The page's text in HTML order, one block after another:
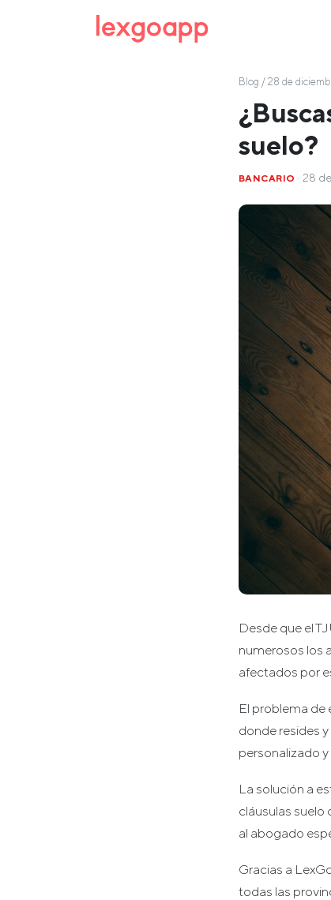
Blog / 28 de
suelo?
BANCARIO · 28
Desde que el
numerosos los
afectados por
El problema de
donde resides
personalizado y
La solución a
cláusulas suelo
al abogado
Gracias a
todas las